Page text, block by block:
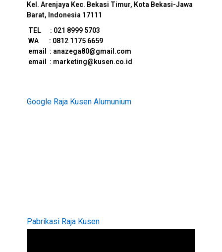
Kel. Arenjaya Kec. Bekasi Timur, Kota Bekasi-Jawa
Barat, Indonesia 17111
TEL : 021 8999 5703
WA : 0812 1175 6659
email : anazega80@gmail.com
email : marketing@kusen.co.id
Google Raja Kusen Alumunium
Pabrikasi Raja Kusen